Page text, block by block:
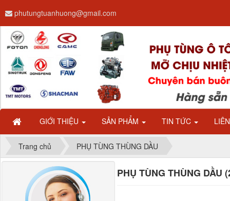
GIỚI THIỆU SẢN PHẨM TIN TỨC
phutungtuanhuong@gmail.com
Trang chủ PHỤ TÙNG THÙNG DẦU
PHỤ TÙNG THÙNG DẦU
Dây ga CAMC H08 dài
2.68m
Bình nước phụ
Chenglong hải âu...